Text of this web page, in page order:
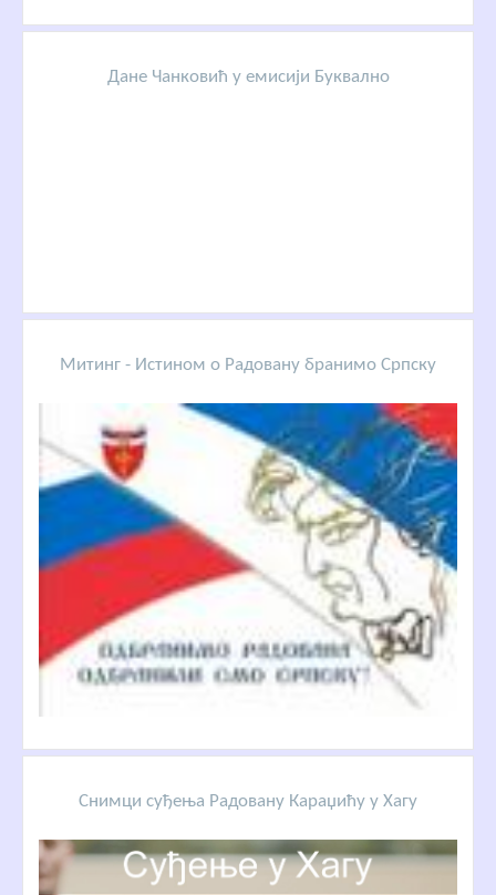
Дане Чанковић у емисији Буквално
Митинг - Истином о Радовану бранимо Српску
Снимци суђења Радовану Караџићу у Хагу